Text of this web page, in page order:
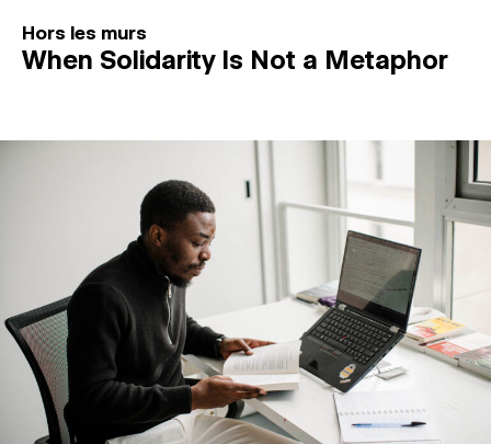
Hors les murs
When Solidarity Is Not a Metaphor